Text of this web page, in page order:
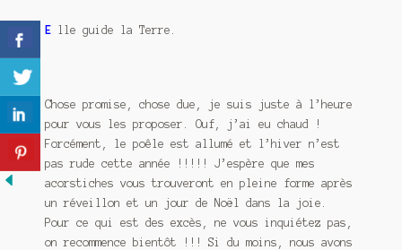
E lle guide la Terre.
Chose promise, chose due, je suis juste à l’heure
pour vous les proposer. Ouf, j’ai eu chaud !
Forcément, le poêle est allumé et l’hiver n’est
pas rude cette année !!!!! J’espère que mes
acorstiches vous trouveront en pleine forme après
un réveillon et un jour de Noël dans la joie.
Pour ce qui est des excès, ne vous inquiétez pas,
on recommence bientôt !!! Si du moins, nous avons